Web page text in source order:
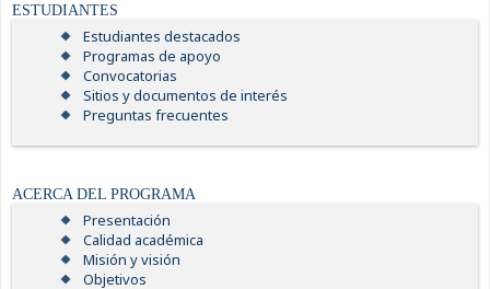
ESTUDIANTES
Estudiantes destacados
Programas de apoyo
Convocatorias
Sitios y documentos de interés
Preguntas frecuentes
ACERCA DEL PROGRAMA
Presentación
Calidad académica
Misión y visión
Objetivos